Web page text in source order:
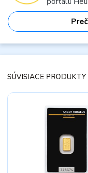
SÚVISIACE PRODUKTY